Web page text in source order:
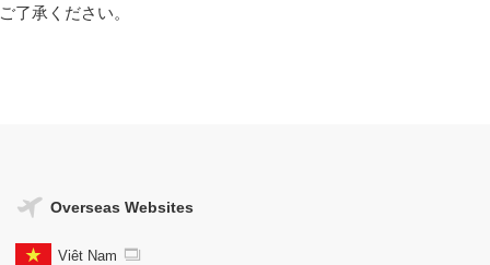
了承ください。
Overseas Websites
Viêt Nam